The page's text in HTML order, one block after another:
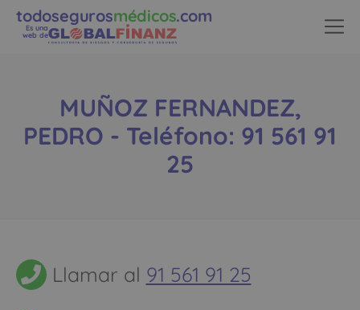
todosegurosmédicos.com
Es una
web de
MUÑOZ FERNANDEZ,
PEDRO - Teléfono: 91 561 91
25
Llamar al 91 561 91 25